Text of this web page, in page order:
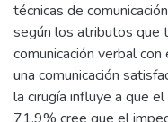
técnicas de
según los atributos que
comunicación verbal
una comunicación
la cirugía influye a que